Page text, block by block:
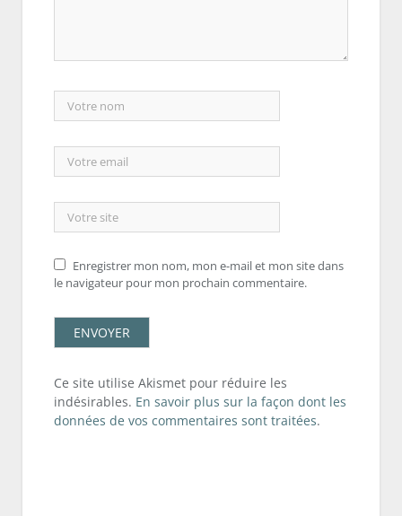
Enregistrer mon nom, mon e-mail et mon site dans
le navigateur pour mon prochain commentaire.
Ce site utilise Akismet pour réduire les
indésirables. En savoir plus sur la façon dont les
données de vos commentaires sont traitées.